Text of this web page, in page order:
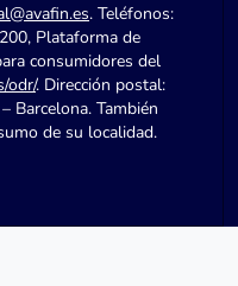
. Teléfonos:
Plataforma de
consumidores del
odr/. Dirección postal:
Barcelona. También
de su localidad.